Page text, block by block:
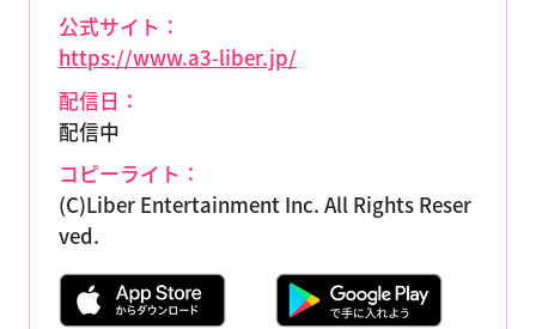
公式サイト：
https://www.a3-liber.jp/
配信日：
配信中
コピーライト：
(C)Liber Entertainment Inc. All Rights Reser
ved.